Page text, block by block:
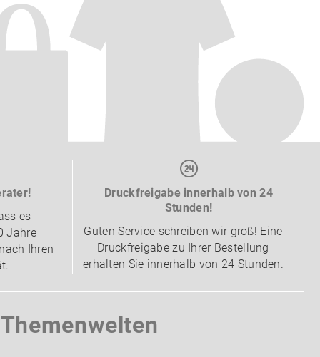
es
Jahre
Ihren
Druckfreigabe innerhalb von 24
Stunden!
Guten Service schreiben wir groß! Eine
Druckfreigabe zu Ihrer Bestellung
erhalten Sie innerhalb von 24 Stunden.